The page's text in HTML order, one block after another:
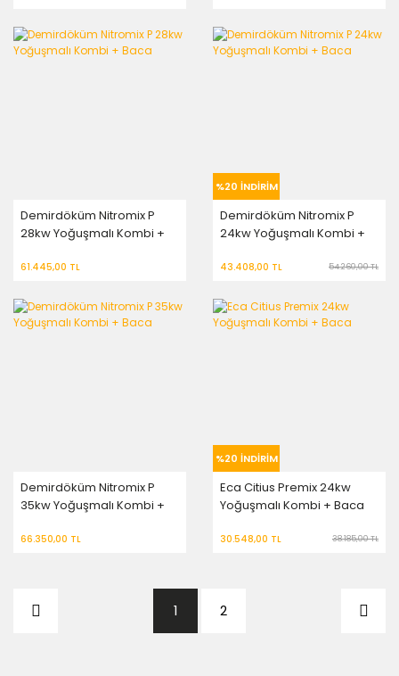
Demirdöküm Nitromix P
28kw Yoğuşmalı Kombi +
61.445,00 TL
%20 İNDİRİM
Demirdöküm Nitromix P
24kw Yoğuşmalı Kombi +
43.408,00 TL 54.260,00 TL
Demirdöküm Nitromix P
35kw Yoğuşmalı Kombi +
66.350,00 TL
%20 İNDİRİM
Eca Citius Premix 24kw
Yoğuşmalı Kombi + Baca
30.548,00 TL 38.185,00 TL
1 2